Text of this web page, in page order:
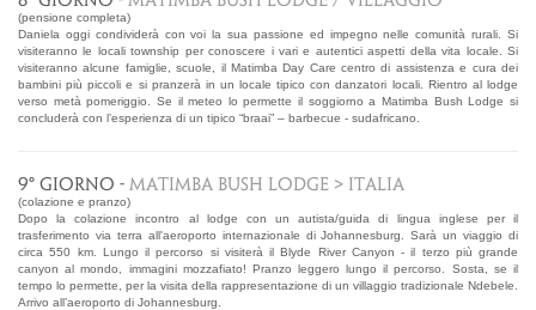
(pensione completa)
Daniela oggi condividerà con voi la sua passione ed impegno nelle comunità rurali. Si
visiteranno le locali township per conoscere i vari e autentici aspetti della vita locale. Si
visiteranno alcune famiglie, scuole, il Matimba Day Care centro di assistenza e cura dei
bambini più piccoli e si pranzerà in un locale tipico con danzatori locali. Rientro al lodge
verso metà pomeriggio. Se il meteo lo permette il soggiorno a Matimba Bush Lodge si
concluderà con l’esperienza di un tipico “braai” – barbecue - sudafricano.
9° GIORNO - MATIMBA BUSH LODGE > ITALIA
(colazione e pranzo)
Dopo la colazione incontro al lodge con un autista/guida di lingua inglese per il
trasferimento via terra all'aeroporto internazionale di Johannesburg. Sarà un viaggio di
circa 550 km. Lungo il percorso si visiterà il Blyde River Canyon - il terzo più grande
canyon al mondo, immagini mozzafiato! Pranzo leggero lungo il percorso. Sosta, se il
tempo lo permette, per la visita della rappresentazione di un villaggio tradizionale Ndebele.
Arrivo all’aeroporto di Johannesburg.